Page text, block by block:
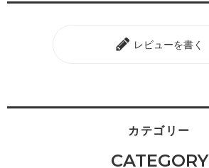
レビューを書く
カテゴリー
CATEGORY